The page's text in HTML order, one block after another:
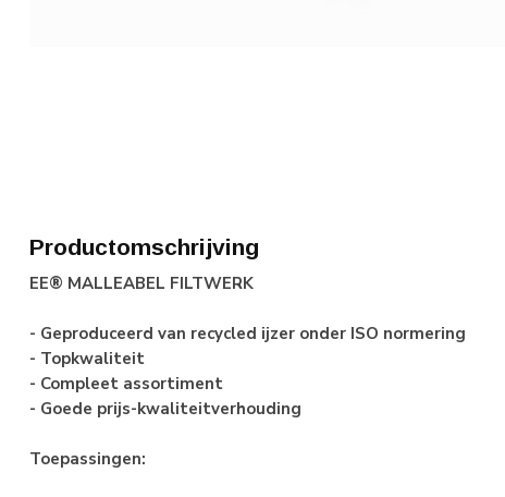
Productomschrijving
EE® MALLEABEL FILTWERK
- Geproduceerd van recycled ijzer onder ISO normering
- Topkwaliteit
- Compleet assortiment
- Goede prijs-kwaliteitverhouding
Toepassingen: